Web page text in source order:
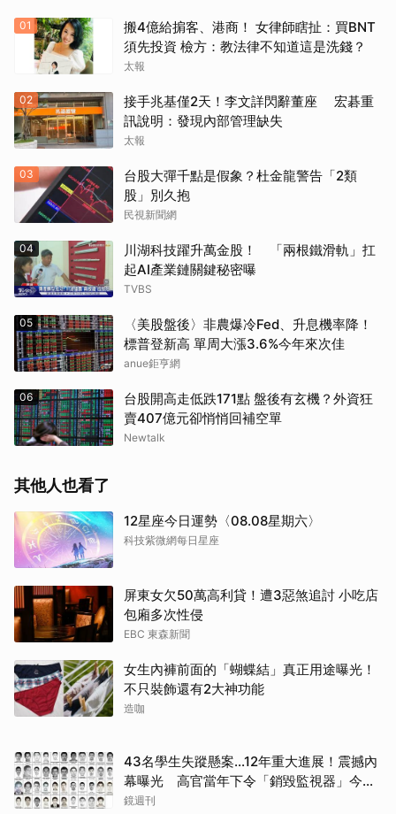
01
搬4億給掮客、港商！ 女律師瞎扯：買BNT
須先投資 檢方：教法律不知道這是洗錢？
太報
02
接手兆基僅2天！李文詳閃辭董座 宏碁重
訊說明：發現內部管理缺失
太報
03
台股大彈千點是假象？杜金龍警告「2類
股」別久抱
民視新聞網
04
川湖科技躍升萬金股！ 「兩根鐵滑軌」扛
起AI產業鏈關鍵秘密曝
TVBS
05
〈美股盤後〉非農爆冷Fed、升息機率降！
標普登新高 單周大漲3.6%今年來次佳
anue鉅亨網
06
台股開高走低跌171點 盤後有玄機？外資狂
賣407億元卻悄悄回補空單
Newtalk
其他人也看了
12星座今日運勢〈08.08星期六〉
科技紫微網每日星座
屏東女欠50萬高利貸！遭3惡煞追討 小吃店
包廂多次性侵
EBC 東森新聞
女生內褲前面的「蝴蝶結」真正用途曝光！
不只裝飾還有2大神功能
造咖
43名學生失蹤懸案...12年重大進展！震撼內
幕曝光 高官當年下令「銷毀監視器」今遭
逮
鏡週刊